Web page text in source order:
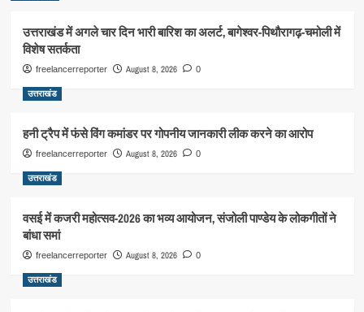
उत्तराखंड में अगले चार दिन भारी बारिश का अलर्ट, बागेश्वर-पिथौरागढ़-चमोली में
विशेष सतर्कता
freelancerreporter August 8, 2026 0
उत्तराखंड
हनी ट्रैप में फंसे विंग कमांडर पर गोपनीय जानकारी लीक करने का आरोप
freelancerreporter August 8, 2026 0
उत्तराखंड
वसई में कजरी महोत्सव-2026 का भव्य आयोजन, संजोली पाण्डेय के लोकगीतों ने
बांधा समां
freelancerreporter August 8, 2026 0
उत्तराखंड